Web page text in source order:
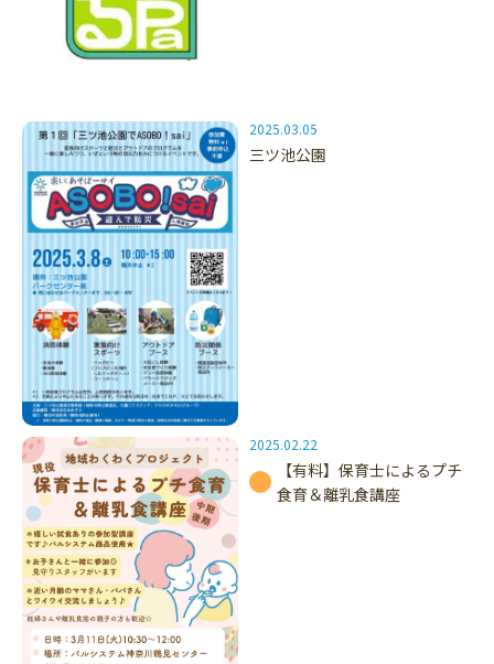
2025.03.05
三ツ池公園
2025.02.22
【有料】保育士によるプチ
食育＆離乳食講座